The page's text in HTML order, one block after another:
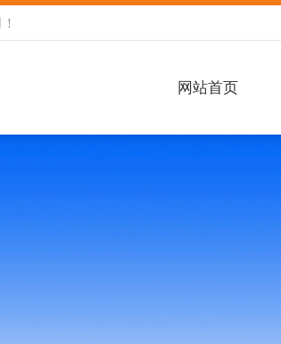
！
网站首页